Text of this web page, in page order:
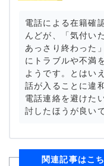
電話による在籍確
んどが、「気付い
あっさり終わった
にトラブルや不満
ようです。とはい
話が入ることに違
電話連絡を避けた
討したほうが良い
関連記事はこ